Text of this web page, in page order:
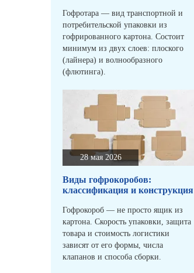
Гофротара — вид транспортной и
потребительской упаковки из
гофрированного картона. Состоит
минимум из двух слоев: плоского
(лайнера) и волнообразного
(флютинга).
28 мая 2026
Виды гофрокоробов:
классификация и конструкция
Гофрокороб — не просто ящик из
картона. Скорость упаковки, защита
товара и стоимость логистики
зависят от его формы, числа
клапанов и способа сборки.